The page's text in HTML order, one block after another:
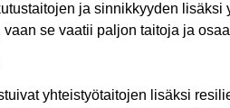
ja sinnikkyyden lisäksi
se vaatii paljon taitoja ja
yhteistyötaitojen lisäksi